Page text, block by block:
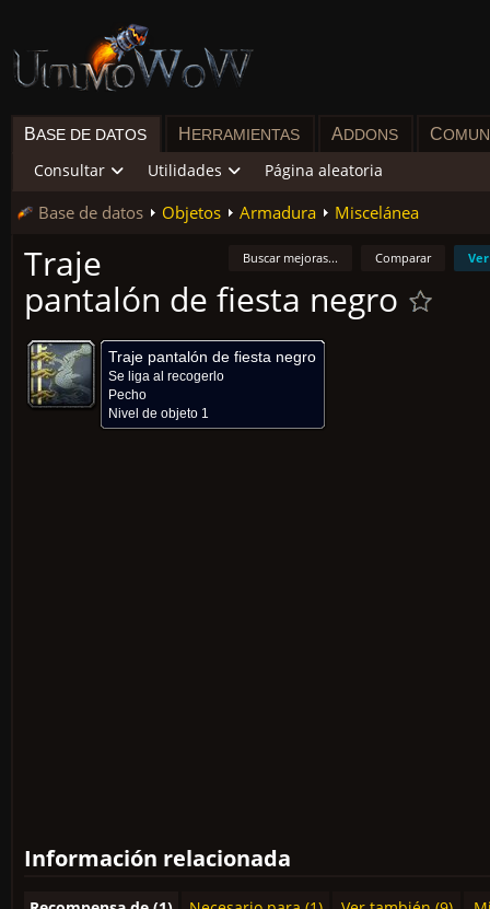
BASE DE DATOS H ERRAMIENTAS ADDONS C
Consultar Utilidades Página aleatoria
Base de datos Objetos Armadura Miscelánea
Comparar
Buscar mejoras...
Traje
pantalón de fiesta negro
Traje pantalón de fiesta negro
Se liga al recogerlo
Pecho
Nivel de objeto 1
Información relacionada